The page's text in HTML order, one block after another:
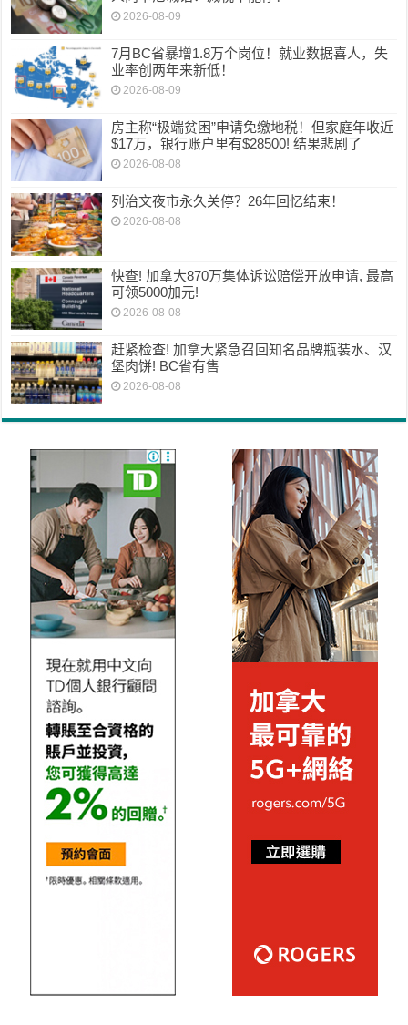
2026-08-09
7月BC省暴增1.8万个岗位！就业数据喜人，失
业率创两年来新低！
2026-08-09
房主称“极端贫困”申请免缴地税！但家庭年收近
$17万，银行账户里有$28500! 结果悲剧了
2026-08-08
列治文夜市永久关停？26年回忆结束！
2026-08-08
快查! 加拿大870万集体诉讼赔偿开放申请, 最高
可领5000加元!
2026-08-08
赶紧检查! 加拿大紧急召回知名品牌瓶装水、汉
堡肉饼! BC省有售
2026-08-08